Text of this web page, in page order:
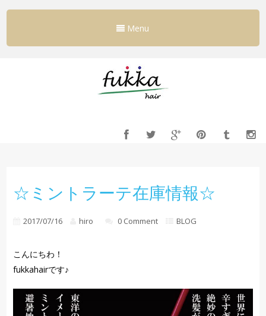
Menu
☆ミントラーテ在庫情報☆
2017/07/16 hiro 0 Comment BLOG
こんにちわ！
fukkahairです♪